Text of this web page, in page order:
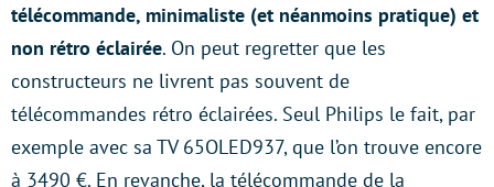
télécommande, minimaliste (et néanmoins pratique) et
non rétro éclairée. On peut regretter que les
constructeurs ne livrent pas souvent de
télécommandes rétro éclairées. Seul Philips le fait, par
exemple avec sa TV 65OLED937, que l’on trouve encore
à 3490 €. En revanche, la télécommande de la